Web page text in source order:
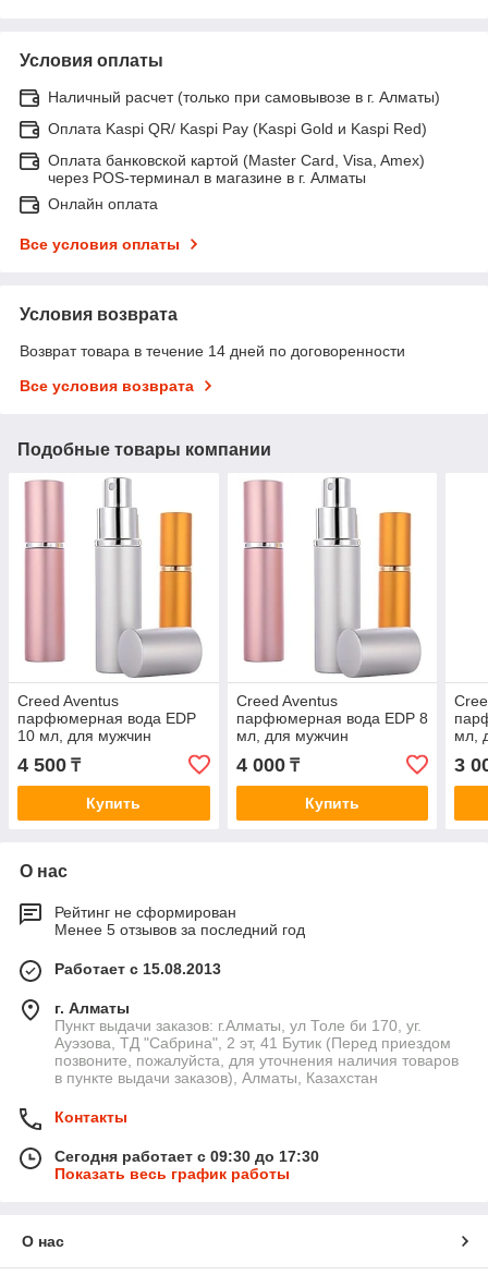
Условия оплаты
Наличный расчет (только при самовывозе в г. Алматы)
Оплата Kaspi QR/ Kaspi Pay (Kaspi Gold и Kaspi Red)
Оплата банковской картой (Master Card, Visa, Amex)
через POS-терминал в магазине в г. Алматы
Онлайн оплата
Все условия оплаты
Условия возврата
Возврат товара в течение 14 дней по договоренности
Все условия возврата
Подобные товары компании
Creed Aventus
парфюмерная вода EDP
10 мл, для мужчин
4 500 ₸
Купить
Creed Aventus
парфюмерная вода EDP 8
мл, для мужчин
4 000₸
Купить
мл,
3
О нас
Рейтинг не сформирован
Менее 5 отзывов за последний год
Работает с 15.08.2013
г. Алматы
Пункт выдачи заказов: г.Алматы, ул Толе би 170, уг.
Ауэзова, ТД "Сабрина", 2 эт, 41 Бутик (Перед приездом
позвоните, пожалуйста, для уточнения наличия товаров
в пункте выдачи заказов), Алматы, Казахстан
Контакты
Сегодня работает с 09:30 до 17:30
Показать весь график работы
О нас